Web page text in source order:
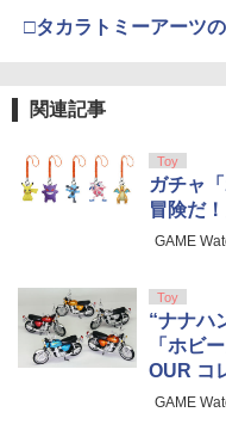
￥
￥
￥
供
用
￥
タ
K
ツ
LL
￥
ア
ラ
5
キ
￥
￥
5
￥
8ml
□タカラトミーアーツ
関連記事
Toy
ガチャ
冒険だ
GAME
Toy
“ナナハ
「ホビ
OUR コ
GAME